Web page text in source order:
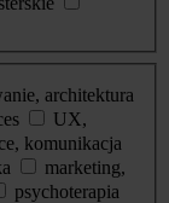
architektura
UX,
komunikacja
marketing,
psychoterapia